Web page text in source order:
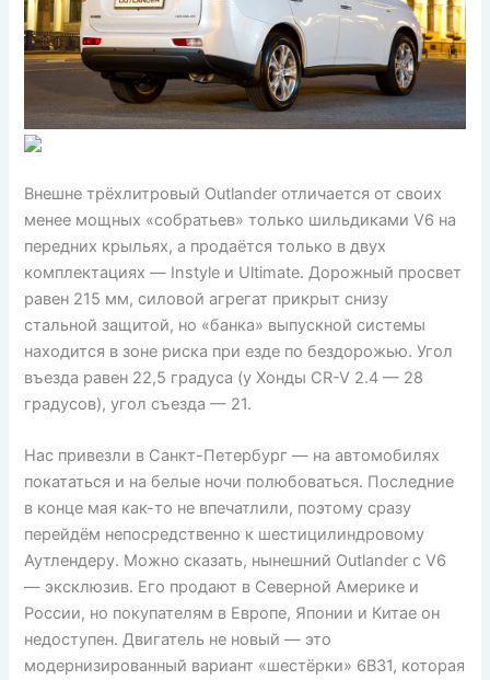
Внешне трёхлитровый Outlander отличается от своих
менее мощных «собратьев» только шильдиками V6 на
передних крыльях, а продаётся только в двух
комплектациях — Instyle и Ultimate. Дорожный просвет
равен 215 мм, силовой агрегат прикрыт снизу
стальной защитой, но «банка» выпускной системы
находится в зоне риска при езде по бездорожью. Угол
въезда равен 22,5 градуса (у Хонды CR-V 2.4 — 28
градусов), угол съезда — 21.
Нас привезли в Санкт-Петербург — на автомобилях
покататься и на белые ночи полюбоваться. Последние
в конце мая как-то не впечатлили, поэтому сразу
перейдём непосредственно к шестицилиндровому
Аутлендеру. Можно сказать, нынешний Outlander с V6
— эксклюзив. Его продают в Северной Америке и
России, но покупателям в Европе, Японии и Китае он
недоступен. Двигатель не новый — это
модернизированный вариант «шестёрки» 6B31, которая